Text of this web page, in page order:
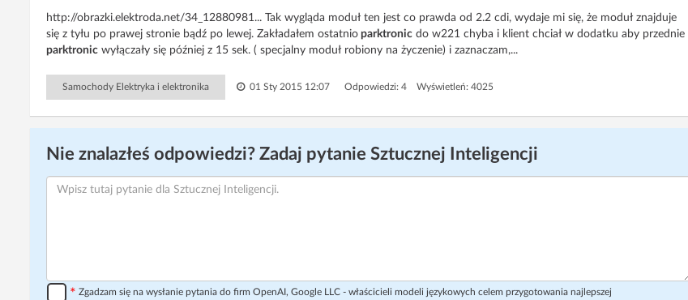
http://obrazki.elektroda.net/34_12880981... Tak wygląda moduł ten jest co prawda od 2.2 cdi, wydaje mi się, że moduł znajduje
się z tyłu po prawej stronie bądź po lewej. Zakładałem ostatnio parktronic do w221 chyba i klient chciał w dodatku aby przednie
parktronic wyłączały się później z 15 sek. ( specjalny moduł robiony na życzenie) i zaznaczam,...
Samochody Elektryka i elektronika 01 Sty 2015 12:07 Odpowiedzi: 4 Wyświetleń: 4025
Nie znalazłeś odpowiedzi? Zadaj pytanie Sztucznej Inteligencji
* Zgadzam się na wysłanie pytania do firm OpenAI, Google LLC - właścicieli modeli językowych celem przygotowania najlepszej